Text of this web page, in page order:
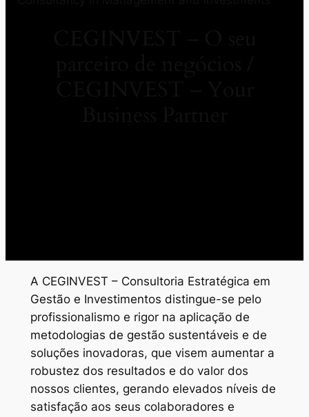
A CEGINVEST – Consultoria Estratégica em
Gestão e Investimentos distingue-se pelo
profissionalismo e rigor na aplicação de
metodologias de gestão sustentáveis e de
soluções inovadoras, que visem aumentar a
robustez dos resultados e do valor dos
nossos clientes, gerando elevados níveis de
satisfação aos seus colaboradores e